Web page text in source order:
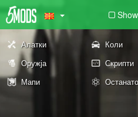
Алатки Коли
Оружја
Скрипти
Мапи
Останато